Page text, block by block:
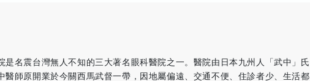
是名震台灣無人不知的三大著名眼科醫院之一。醫院由日本九州人「武中」氏
醫師原開業於今關西馬武督一帶，因地屬偏遠、交通不便、住診者少、生活都